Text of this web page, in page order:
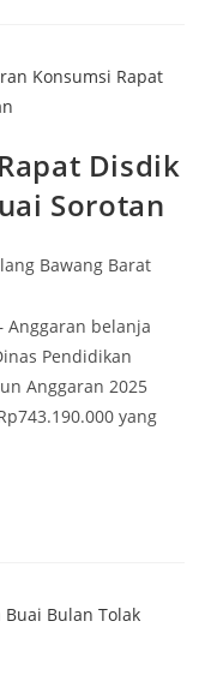
Disdik
Sorotan
Bawang Barat
Anggaran belanja
Pendidikan
Anggaran 2025
yang